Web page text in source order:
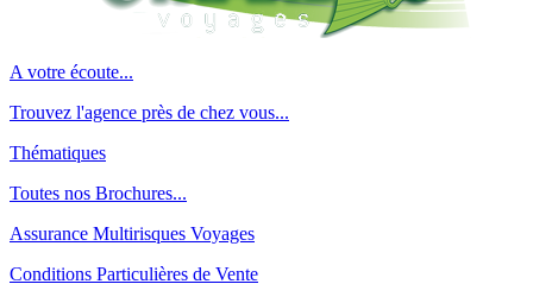
A votre écoute...
Trouvez l'agence près de chez vous...
Thématiques
Toutes nos Brochures...
Assurance Multirisques Voyages
Conditions Particulières de Vente